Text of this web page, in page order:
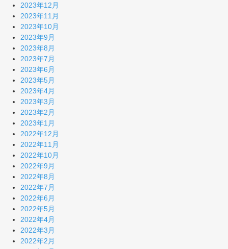
2023年12月
2023年11月
2023年10月
2023年9月
2023年8月
2023年7月
2023年6月
2023年5月
2023年4月
2023年3月
2023年2月
2023年1月
2022年12月
2022年11月
2022年10月
2022年9月
2022年8月
2022年7月
2022年6月
2022年5月
2022年4月
2022年3月
2022年2月